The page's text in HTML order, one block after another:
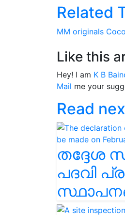
Related
MM originals
Like this
Hey! I am K B
Mail me your
Read
തദ്ദേശ
പദവി